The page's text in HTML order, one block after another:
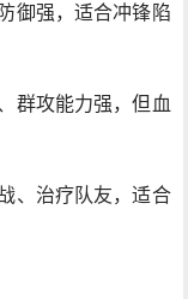
御强，适合冲锋陷
群攻能力强，但血
、治疗队友，适合